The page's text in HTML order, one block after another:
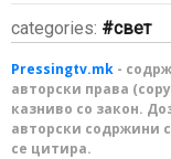
categories: свет
Pressingtv.mk -
авторски права
казниво со закон.
авторски содржини
се цитира.